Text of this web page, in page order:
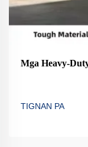
Mga Heavy-
TIGNAN PA